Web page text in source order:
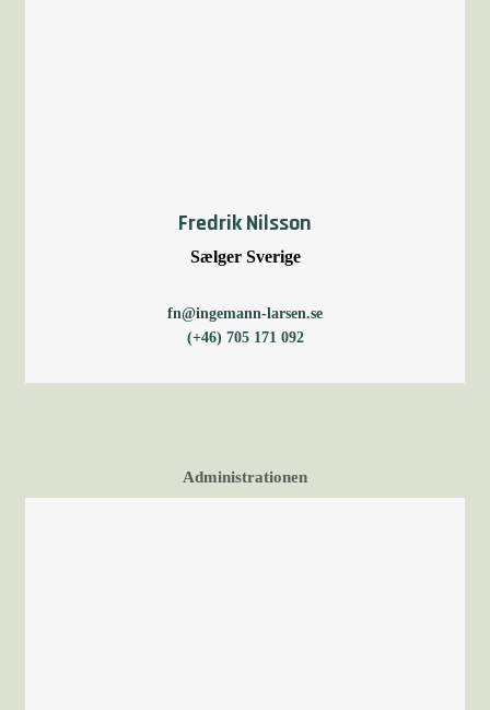
Fredrik Nilsson
Sælger Sverige
fn@ingemann-larsen.se
(+46) 705 171 092
Administrationen